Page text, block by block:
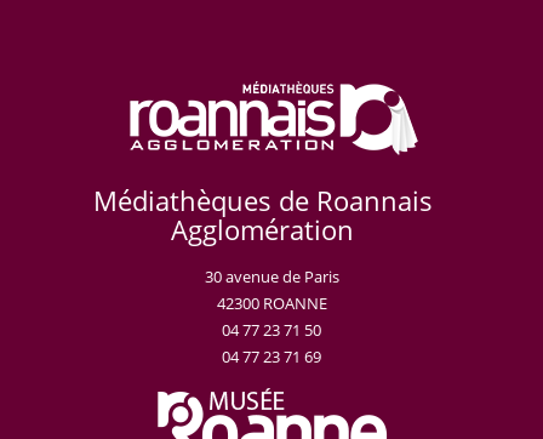
Médiathèques de Roannais
Agglomération
30 avenue de Paris
42300 ROANNE
04 77 23 71 50
04 77 23 71 69